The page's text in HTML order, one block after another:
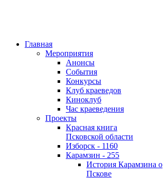
Главная
Мероприятия
Анонсы
События
Конкурсы
Клуб краеведов
Киноклуб
Час краеведения
Проекты
Красная книга
Псковской области
Изборск - 1160
Карамзин - 255
История Карамзина о
Пскове